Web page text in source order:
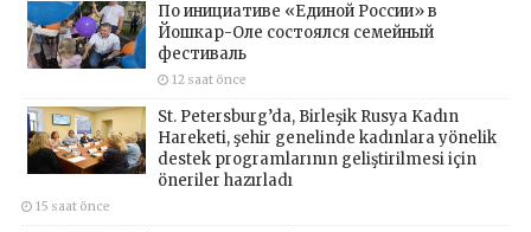
По инициативе «Единой России» в
Йошкар-Оле состоялся семейный
фестиваль
12 saat önce
St. Petersburg’da, Birleşik Rusya Kadın
Hareketi, şehir genelinde kadınlara yönelik
destek programlarının geliştirilmesi için
öneriler hazırladı
15 saat önce